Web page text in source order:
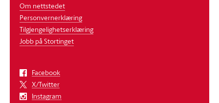
Om nettstedet
Personvernerklæring
Tilgjengelighetserklæring
Jobb på Stortinget
Facebook
X/Twitter
Instagram